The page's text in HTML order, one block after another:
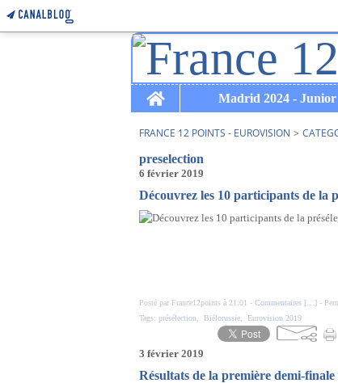
Home
Madrid 2024 - Junior
FRANCE 12 POINTS - EUROVISION >
preselection
6 février 2019
Découvrez les 10 participants de la
Posté par France12points à 21:01 - Commentaires [ ] -
Tags: présélection Biélorussie Eurovision 2019
3 février 2019
Résultats de la première demi-